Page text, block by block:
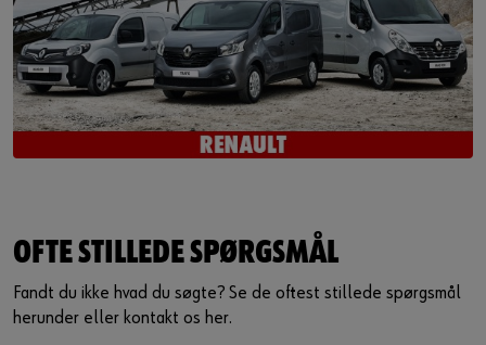
OFTE STILLEDE SPØRGSMÅL
Fandt du ikke hvad du søgte? Se de oftest stillede spørgsmål
herunder eller kontakt os her.